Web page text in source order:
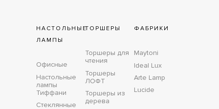
НАСТОЛЬНЫЕ
ЛАМПЫ
Офисные
Настольные
лампы
Тиффани
Стеклянные
ТОРШЕРЫ
Торшеры для
чтения
Торшеры
ЛОФТ
Торшеры из
дерева
ФАБРИКИ
Maytoni
Ideal Lux
Arte Lamp
Lucide